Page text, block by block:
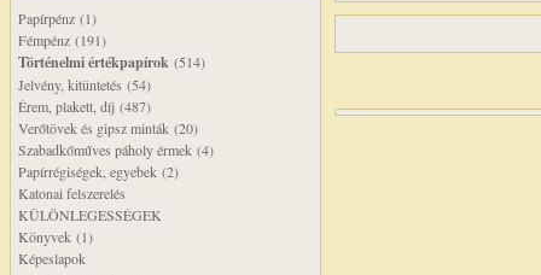
Papírpénz (1)
Fémpénz (191)
Történelmi értékpapírok (514)
Jelvény, kitüntetés (54)
Érem, plakett, díj (487)
Verőtövek és gipsz minták (20)
Szabadkőműves páholy érmek (4)
Papírrégiségek, egyebek (2)
Katonai felszerelés
KÜLÖNLEGESSÉGEK
Könyvek (1)
Képeslapok